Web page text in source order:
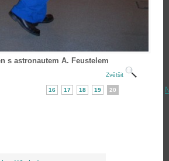
s astronautem A. Feustelem
Zvětšit
16 17 18 19 20